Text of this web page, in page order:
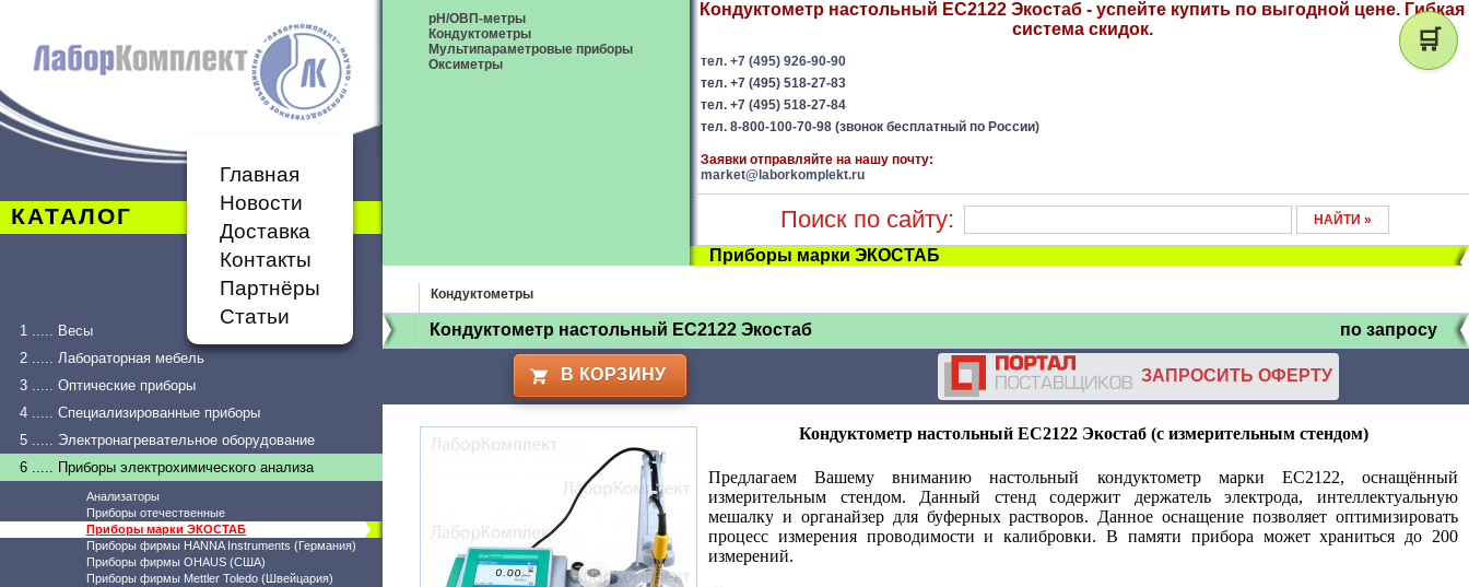
КАТАЛОГ
Главная
Новости
Доставка
Контакты
Партнёры
Статьи
1 ..... Весы
2 ..... Лабораторная мебель
3 ..... Оптические приборы
4 ..... Специализированные приборы
5 ..... Электронагревательное оборудование
6 ..... Приборы электрохимического анализа
Анализаторы
Приборы отечественные
Приборы марки ЭКОСТАБ
Приборы фирмы HANNA Instruments (Германия)
Приборы фирмы OHAUS (США)
Приборы фирмы Mettler Toledo (Швейцария)
рН/ОВП-метры
Кондуктометры
Мультипараметровые приборы
Оксиметры
Кондуктометр настольный EC2122 Экостаб - успейте купить по выгодной цене. Гибкая
система скидок.
тел. +7 (495) 926-90-90
тел. +7 (495) 518-27-83
тел. +7 (495) 518-27-84
тел. 8-800-100-70-98 (звонок бесплатный по России)
Заявки отправляйте на нашу почту:
market@laborkomplekt.ru
Поиск по сайту:
Приборы марки ЭКОСТАБ
Кондуктометры
Кондуктометр настольный EC2122 Экостаб по запросу
В КОРЗИНУ ЗАПРОСИТЬ ОФЕРТУ
Кондуктометр настольный EC2122 Экостаб (с измерительным стендом)
Предлагаем Вашему вниманию настольный кондуктометр марки ЕС2122, оснащённый
измерительным стендом. Данный стенд содержит держатель электрода, интеллектуальную
мешалку и органайзер для буферных растворов. Данное оснащение позволяет оптимизировать
процесс измерения проводимости и калибровки. В памяти прибора может храниться до 200
измерений.
🛒